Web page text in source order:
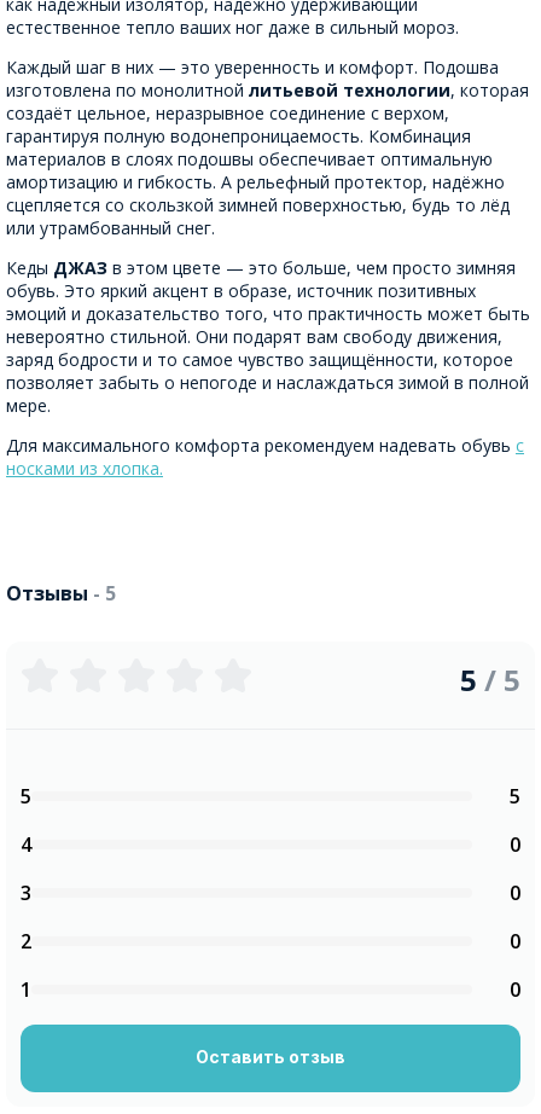
как надёжный изолятор, надёжно удерживающий
естественное тепло ваших ног даже в сильный мороз.
Каждый шаг в них — это уверенность и комфорт. Подошва
изготовлена по монолитной литьевой технологии, которая
создаёт цельное, неразрывное соединение с верхом,
гарантируя полную водонепроницаемость. Комбинация
материалов в слоях подошвы обеспечивает оптимальную
амортизацию и гибкость. А рельефный протектор, надёжно
сцепляется со скользкой зимней поверхностью, будь то лёд
или утрамбованный снег.
Кеды ДЖАЗ в этом цвете — это больше, чем просто зимняя
обувь. Это яркий акцент в образе, источник позитивных
эмоций и доказательство того, что практичность может быть
невероятно стильной. Они подарят вам свободу движения,
заряд бодрости и то самое чувство защищённости, которое
позволяет забыть о непогоде и наслаждаться зимой в полной
мере.
Для максимального комфорта рекомендуем надевать обувь с
носками из хлопка.
Отзывы - 5
5 / 5
5
5
4
0
3
0
2
0
1
0
Оставить отзыв